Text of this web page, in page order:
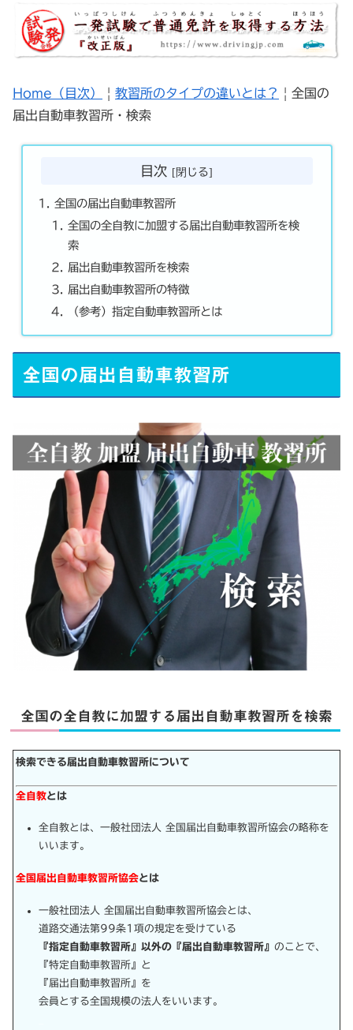
Home（目次） | 教習所のタイプの違いとは？
| 全国の
届出自動車教習所・検索
目次
全国の届出自動車教習所
全国の全自教に加盟する届出自動車教習所を検
索
届出自動車教習所を検索
届出自動車教習所の特徴
（参考）指定自動車教習所とは
全国の届出自動車教習所
全国の全自教に加盟する届出自動車教習所を検索
検索できる届出自動車教習所について
全自教とは
全自教とは、一般社団法人 全国届出自動車教習所協会の略称を
いいます。
全国届出自動車教習所協会とは
一般社団法人 全国届出自動車教習所協会とは、
道路交通法第99条1項の規定を受けている
『指定自動車教習所』以外の『届出自動車教習所』 のことで、
『特定自動車教習所』と
『届出自動車教習所』を
会員とする全国規模の法人をいいます。